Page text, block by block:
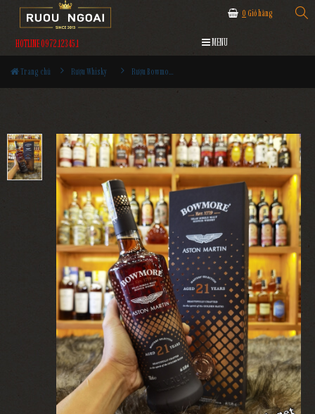
0 Giỏ hàng
HOTLINE 0972.12345.1 MENU
Trang chủ Rượu Whisky Rượu Bowmore 21YO Aston Martin